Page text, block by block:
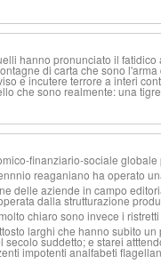
hanno pronunciato il fatidico
di carta che sono
e incutere terrore a interi
che sono realmente: una
finanziario-sociale globale
reaganiano ha operato
delle aziende in campo
dalla strutturazione
chiaro sono invece i
larghi che hanno subito
suddetto; e starei
impotenti analfabeti